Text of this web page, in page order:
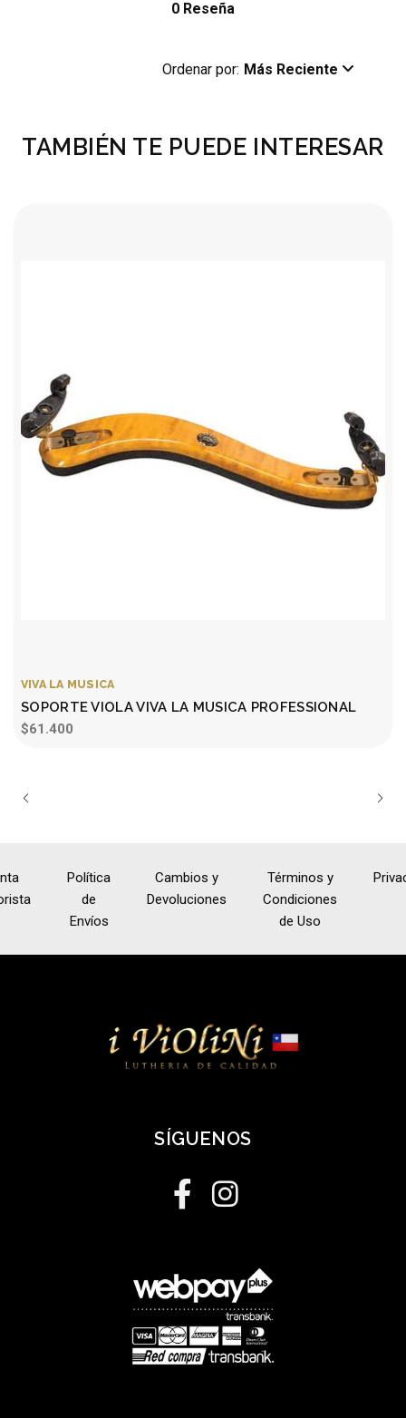
0 Reseña
Ordenar por: Más Reciente
TAMBIÉN TE PUEDE INTERESAR
VIVA LA MUSICA
SOPORTE VIOLA VIVA LA MUSICA PROFESSIONAL
$61.400
Política
de
Envíos
Cambios y
Devoluciones
Términos y
Condiciones
de Uso
SÍGUENOS